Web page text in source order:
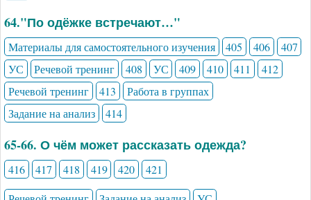
64."По одёжке встречают…"
Материалы для самостоятельного изучения 405 406
407
УС
Речевой тренинг 408 УС 409 410 411
412
Речевой тренинг
413
Работа в группах
Задание на анализ
414
65-66. О чём может рассказать одежда?
416 417 418 419 420
421